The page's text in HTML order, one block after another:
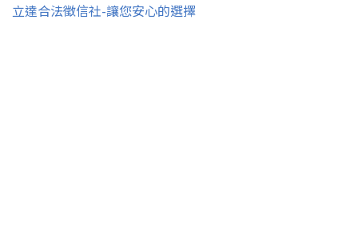
立達合法徵信社-讓您安心的選擇